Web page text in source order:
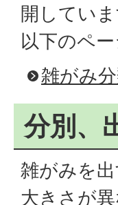
開していま
以下のペ
雑がみ
分別、
雑がみを
大きさが